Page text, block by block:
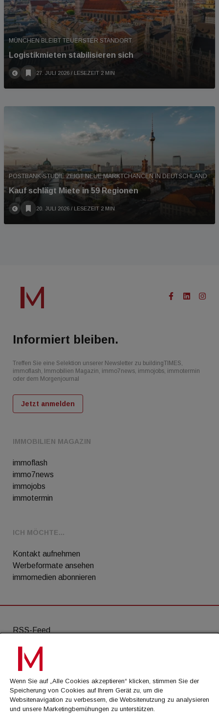
MÜNCHEN BLEIBT TEUERSTER STANDORT
Logistikmieten stabilisieren sich
27. JULI 2026 / LESEZEIT 2 MIN
POSTBANK-STUDIE ZEIGT NEUE MARKTCHANCEN IN DEUTSCHLAND
Kauf schlägt Miete in 59 Regionen
20. JULI 2026 / LESEZEIT 2 MIN
IMMOBILIEN MAGAZIN
immoflash
immo7news
immojobs
immotermin
ICH MÖCHTE...
Kontakt aufnehmen
Werbeformate ansehen
immomedien abonnieren
Informiert bleiben.
Treffen Sie eine Selektion unserer Newsletter zu buildingTIMES,
immoflash, Immobilien Magazin, immo7news, immojobs, immotermin
oder dem Morgenjournal
Jetzt anmelden
RSS-Feed
AGB
Datenschutz
Kontakt
Impressum
Wenn Sie auf „Alle Cookies akzeptieren“ klicken, stimmen Sie der
Speicherung von Cookies auf Ihrem Gerät zu, um die
Websitenavigation zu verbessern, die Websitenutzung zu analysieren
und unsere Marketingbemühungen zu unterstützen.